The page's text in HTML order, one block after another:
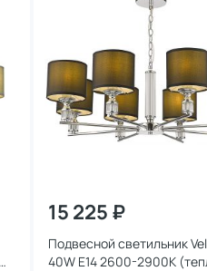
15 225 ₽
Подвесной светильник
40W E14 2600-2900К